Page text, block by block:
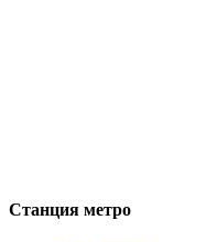
Станция метро